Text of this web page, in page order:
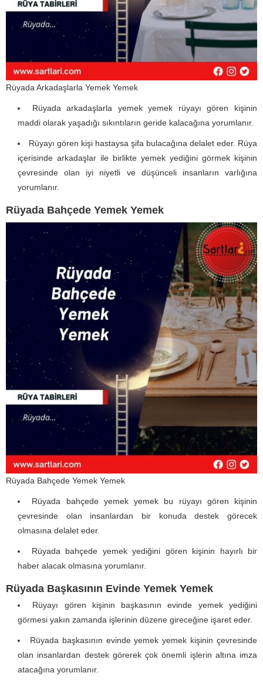
Rüyada Arkadaşlarla Yemek Yemek
Rüyada arkadaşlarla yemek yemek rüyayı gören kişinin
maddi olarak yaşadığı sıkıntıların geride kalacağına yorumlanır.
Rüyayı gören kişi hastaysa şifa bulacağına delalet eder. Rüya
içerisinde arkadaşlar ile birlikte yemek yediğini görmek kişinin
çevresinde olan iyi niyetli ve düşünceli insanların varlığına
yorumlanır.
Rüyada Bahçede Yemek Yemek
Rüyada Bahçede Yemek Yemek
Rüyada bahçede yemek yemek bu rüyayı gören kişinin
çevresinde olan insanlardan bir konuda destek görecek
olmasına delalet eder.
Rüyada bahçede yemek yediğini gören kişinin hayırlı bir
haber alacak olmasına yorumlanır.
Rüyada Başkasının Evinde Yemek Yemek
Rüyayı gören kişinin başkasının evinde yemek yediğini
görmesi yakın zamanda işlerinin düzene gireceğine işaret eder.
Rüyada başkasının evinde yemek yemek kişinin çevresinde
olan insanlardan destek görerek çok önemli işlerin altına imza
atacağına yorumlanır.